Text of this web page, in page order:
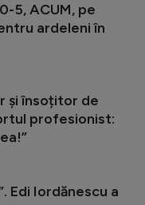
5, ACUM, pe
ardeleni în
și însoțitor de
profesionist:
Edi Iordănescu a